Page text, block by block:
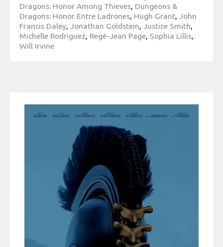
Dragons: Honor Among Thieves, Dungeons &
Dragons: Honor Entre Ladrones, Hugh Grant, John
Francis Daley, Jonathan Goldstein, Justice Smith,
Michelle Rodriguez, Regé-Jean Page, Sophia Lillis,
Will Irvine